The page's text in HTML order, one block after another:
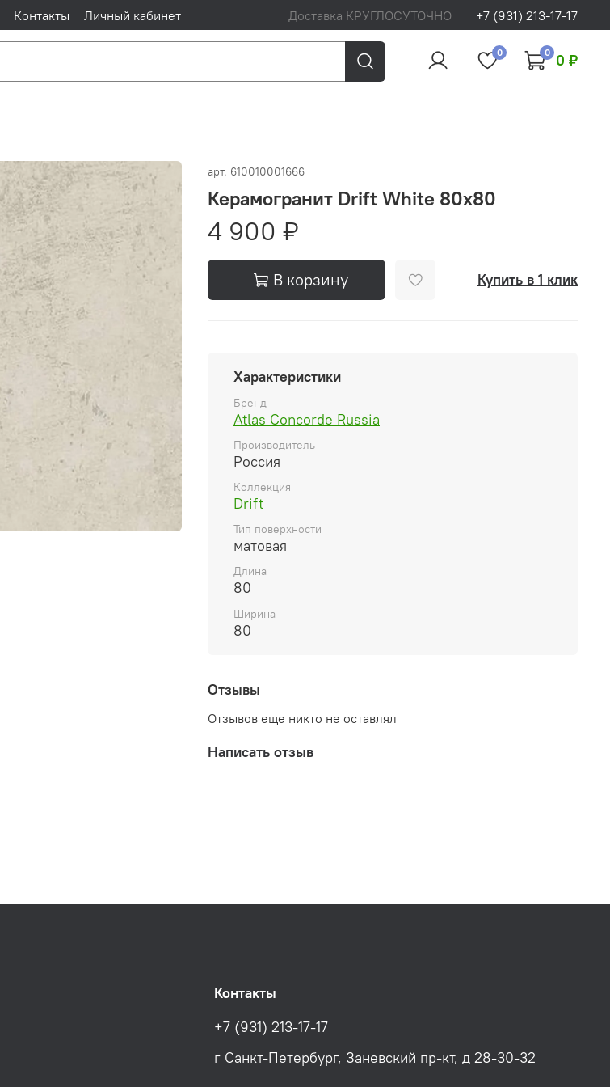
Контакты Личный кабинет Доставка КРУГЛОСУТОЧНО +7 (931) 213-17-17
0 0 0 ₽
арт. 610010001666
Керамогранит Drift White 80x80
4 900 ₽
В корзину Купить в 1 клик
Характеристики
Бренд
Atlas Concorde Russia
Производитель
Россия
Коллекция
Drift
Тип поверхности
матовая
Длина
80
Ширина
80
Отзывы
Отзывов еще никто не оставлял
Написать отзыв
Контакты
+7 (931) 213-17-17
г Санкт-Петербург, Заневский пр-кт, д 28-30-32